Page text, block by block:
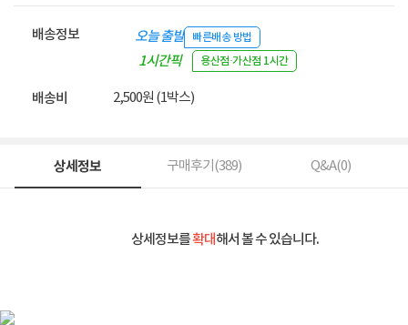
배송정보 오늘 출발 빠른배송 방법
1시간픽
용산점·가산점 1시간
배송비 2,500원 (1박스)
상세정보 구매후기(389) Q&A(0)
상세정보를확대해서 볼 수 있습니다.